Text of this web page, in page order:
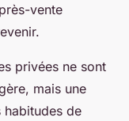
vente
privées ne sont
mais une
habitudes de